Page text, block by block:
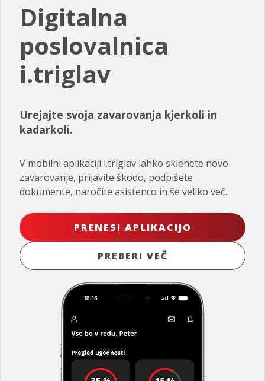
Digitalna
poslovalnica
i.triglav
Urejajte svoja zavarovanja kjerkoli in
kadarkoli.
V mobilni aplikaciji i.triglav lahko sklenete novo
zavarovanje, prijavite škodo, podpišete
dokumente, naročite asistenco in še veliko več.
PRENESI APLIKACIJO
PREBERI VEČ